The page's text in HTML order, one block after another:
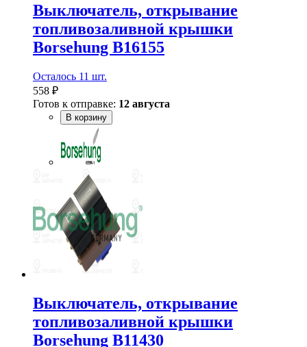
Выключатель, открывание
топливозаливной крышки
Borsehung B16155
Осталось 11 шт.
558 ₽
Готов к отправке: 12 августа
В корзину
Выключатель, открывание
топливозаливной крышки
Borsehung B11430